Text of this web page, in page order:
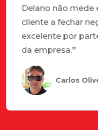
Delano não mede
cliente a fechar
excelente por
da empresa.”
Carlos